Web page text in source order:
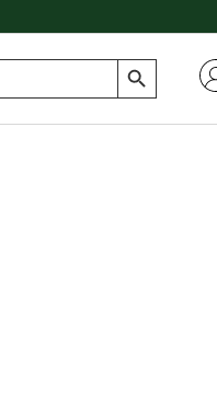
Search Button